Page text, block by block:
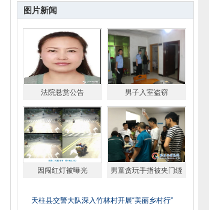
图片新闻
法院悬赏公告 男子入室盗窃
因闯红灯被曝光 男童贪玩手指被夹门缝
天柱县交警大队深入竹林村开展“美丽乡村行”